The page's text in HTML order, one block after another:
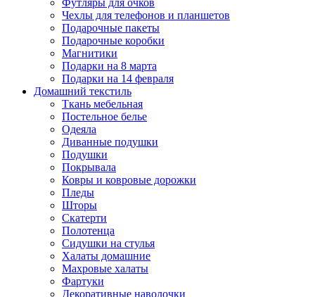
Футляры для очков
Чехлы для телефонов и планшетов
Подарочные пакеты
Подарочные коробки
Магнитики
Подарки на 8 марта
Подарки на 14 февраля
Домашний текстиль
Ткань мебельная
Постельное белье
Одеяла
Диванные подушки
Подушки
Покрывала
Ковры и ковровые дорожки
Пледы
Шторы
Скатерти
Полотенца
Сидушки на стулья
Халаты домашние
Махровые халаты
Фартуки
Декоративные наволочки